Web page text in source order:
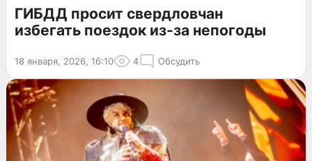
ГИБДД просит свердловчан
избегать поездок из-за непогоды
18 января, 2026, 16:10 4 Обсудить